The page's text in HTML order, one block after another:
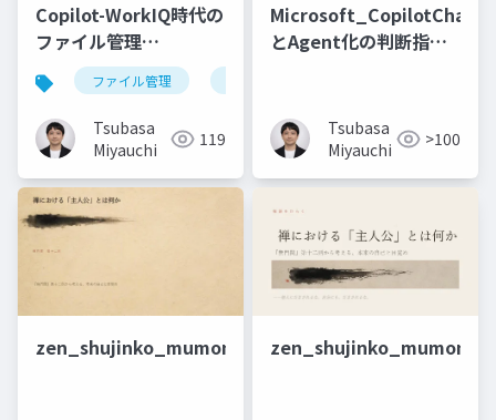
Copilot-WorkIQ時代の
ファイル管理
_v2_20260701
ファイル管理
Tsubasa
Miyauchi
119
Microsoft_CopilotChat
とAgent化の判断指針
Tsubasa
Miyauchi
>100
zen_shujinko_mumonkan_Sonnet5